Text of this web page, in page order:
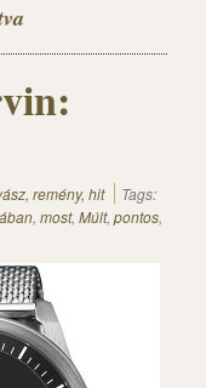
remény, hit
Tags:
, most, Múlt, pontos,